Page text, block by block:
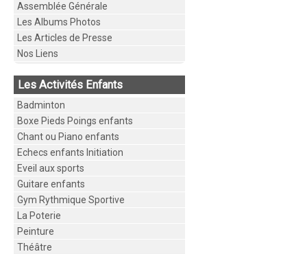
Assemblée Générale
Les Albums Photos
Les Articles de Presse
Nos Liens
Les Activités Enfants
Badminton
Boxe Pieds Poings enfants
Chant ou Piano enfants
Echecs enfants Initiation
Eveil aux sports
Guitare enfants
Gym Rythmique Sportive
La Poterie
Peinture
Théâtre